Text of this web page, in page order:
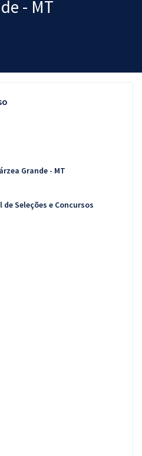
- MT
Grande - MT
Seleções e Concursos